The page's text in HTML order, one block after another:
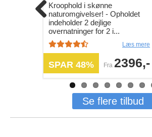
Kroophold i skønne
naturomgivelser! - Opholdet
indeholder 2 dejlige
overnatninger for 2 i...
Læs mere
SPAR 48% Fra 2396,-
Se flere tilbud